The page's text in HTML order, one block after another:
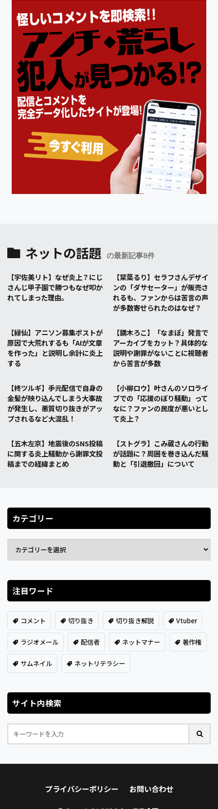
ネットの話題 の最新記事8件
【宇佐美リト】なぜ炎上？にじ
さんじ甲子園で勝つもなぜ叩か
れてしまった理由。
【栞葉るり】セラフさんデザイ
ンの「ダサセーター」が販売さ
れるも、ファンからは苦言の声
が多数寄せられたのはなぜ？
【緑仙】アニソン募集ポストが
原因で大荒れするも「AIが文章
を作った」と説明し余計に炎上
する
【鏑木ろこ】「なまぽ」発言で
アーカイブをカット？具体的な
説明や謝罪がないことに視聴者
から苦言が多数
【柊ツルギ】手元配信で自身の
金髪が映り込んでしまう大事故
が発生し、悪質切り抜きがアッ
プされるなど大混乱！
【小柳ロウ】叶さんのソロライ
ブでの「応援のぼり騒動」って
なに？ファンの民度が悪いとし
て炎上？
【五木左京】地震後のSNS投稿
に関する炎上騒動から謝罪文投
稿までの経緯まとめ
【ストグラ】こみ蔵さんの行動
が話題に？周囲を巻き込んだ騒
動と「引退撤回」について
カテゴリー
注目ワード
コメント 切り抜き 切り抜き解説 Vtuber
ラジオメール 配信者 ネットマナー 著作権
サムネイル ネットリテラシー
サイト内検索
プライバシーポリシー お問い合わせ